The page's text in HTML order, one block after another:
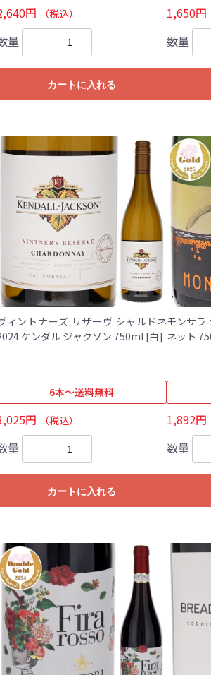
円 （税込）
量
カートに入れる
1,650円
数量
ィントナーズ リザーヴ シャルドネ
2024 ケンダル ジャクソン 750ml [白]
6本～送料無料
円 （税込）
量
カートに入れる
モンサラ
1,892円
数量